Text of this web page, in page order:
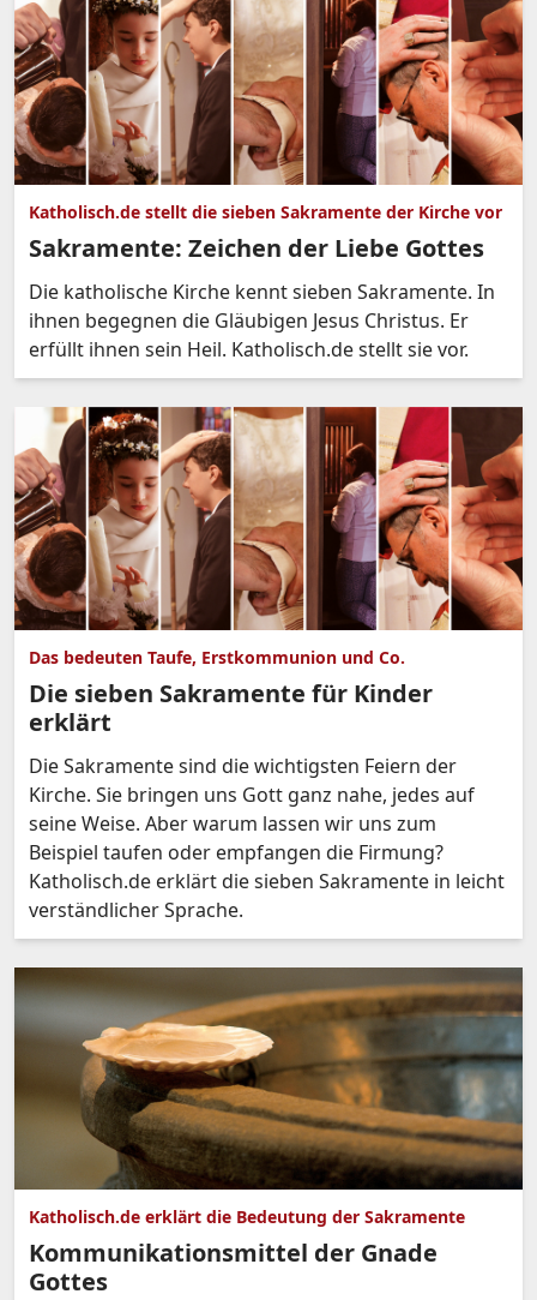
Katholisch.de stellt die sieben Sakramente der Kirche vor
Sakramente: Zeichen der Liebe Gottes
Die katholische Kirche kennt sieben Sakramente. In
ihnen begegnen die Gläubigen Jesus Christus. Er
erfüllt ihnen sein Heil. Katholisch.de stellt sie vor.
Das bedeuten Taufe, Erstkommunion und Co.
Die sieben Sakramente für Kinder
erklärt
Die Sakramente sind die wichtigsten Feiern der
Kirche. Sie bringen uns Gott ganz nahe, jedes auf
seine Weise. Aber warum lassen wir uns zum
Beispiel taufen oder empfangen die Firmung?
Katholisch.de erklärt die sieben Sakramente in leicht
verständlicher Sprache.
Katholisch.de erklärt die Bedeutung der Sakramente
Kommunikationsmittel der Gnade
Gottes